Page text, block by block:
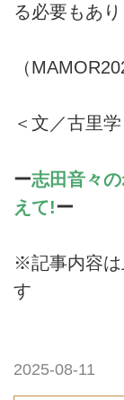
る必要もあ
（
＜文／古里
ー志田音々
えて!ー
※記事内容は
す
2025-08-11